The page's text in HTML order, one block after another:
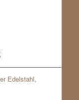
Edelstahl,